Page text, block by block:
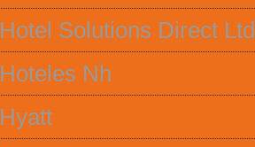
Hotel Solutions Direct Ltd
Hoteles Nh
Hyatt